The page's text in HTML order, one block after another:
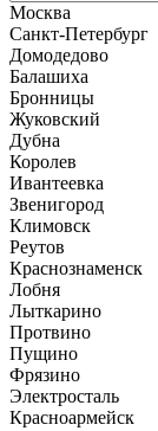
Москва
Санкт-Петербург
Домодедово
Балашиха
Бронницы
Жуковский
Дубна
Королев
Ивантеевка
Звенигород
Климовск
Реутов
Краснознаменск
Лобня
Лыткарино
Протвино
Пущино
Фрязино
Электросталь
Красноармейск